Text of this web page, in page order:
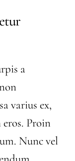
a
varius ex,
Proin
Nunc vel